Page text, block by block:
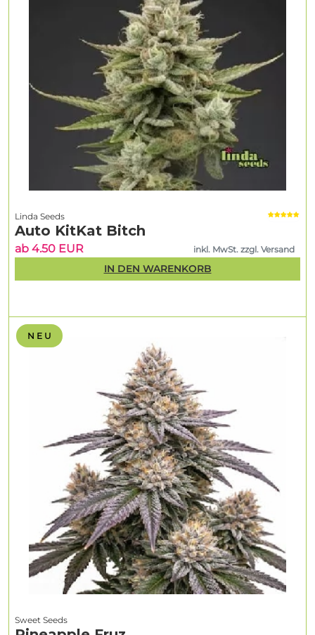
N E U
Sweet Seeds
Linda Seeds
Auto KitKat Bitch
ab 4.50 EUR inkl. MwSt. zzgl. Versand
IN DEN WARENKORB